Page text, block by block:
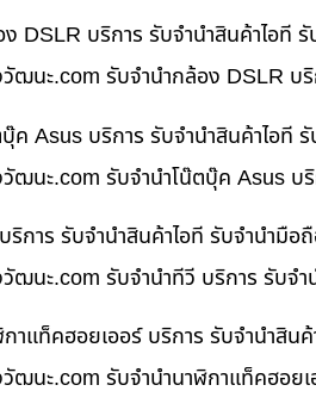
DSLR บริการ รับจำนำสินค้าไอที
ฒนะ.com รับจำนำกล้อง DSLR บ
ค Asus บริการ รับจำนำสินค้าไอที
ฒนะ.com รับจำนำโน๊ตบุ๊ค Asus บ
ริการ รับจำนำสินค้าไอที รับจำนำมื
ฒนะ.com รับจำนำทีวี บริการ รับจ
าแท็คฮอยเออร์ บริการ รับจำนำสิน
ฒนะ.com รับจำนำนาฬิกาแท็คฮอย